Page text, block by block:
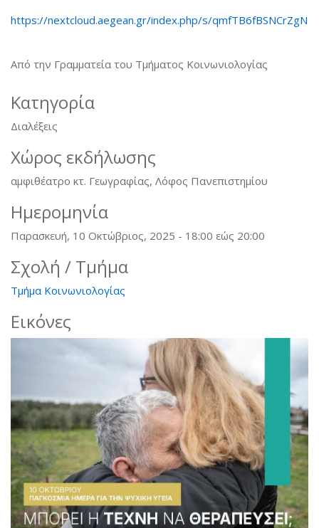
https://nextcloud.aegean.gr/index.php/s/qmfTB6fBSNCrZgN
Από την Γραμματεία του Τμήματος Κοινωνιολογίας
Κατηγορία
Διαλέξεις
Χώρος εκδήλωσης
αμφιθέατρο κτ. Γεωγραφίας, Λόφος Πανεπιστημίου
Ημερομηνία
Παρασκευή, 10 Οκτώβριος, 2025 - 18:00 εώς 20:00
Σχολή / Τμήμα
Τμήμα Κοινωνιολογίας
Εικόνες